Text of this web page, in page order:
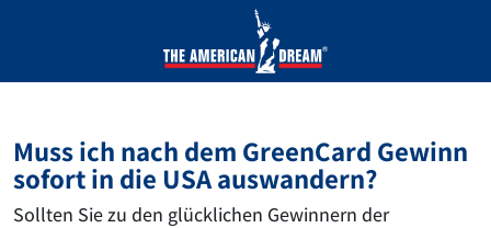
Muss ich nach dem GreenCard Gewinn
sofort in die USA auswandern?
Sollten Sie zu den glücklichen Gewinnern der